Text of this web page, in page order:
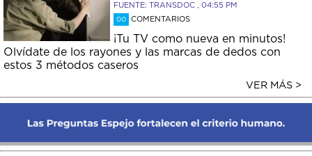
FUENTE: TRANSDOC , 04:55 PM
00 COMENTARIOS
¡Tu TV como nueva en minutos!
Olvídate de los rayones y las marcas de dedos con
estos 3 métodos caseros
VER MÁS >